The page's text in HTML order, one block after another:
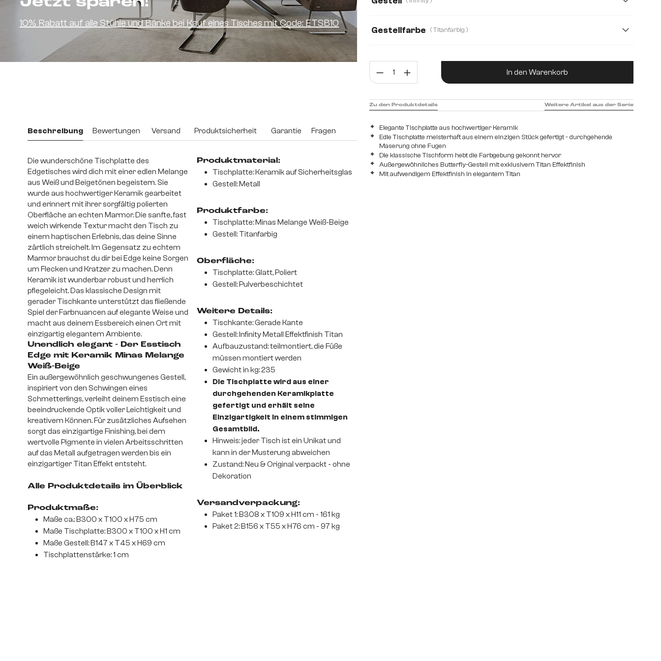
Gestellfarbe ( Titanfarbig )
Produkt Anzahl: Gib den gewünschten Wert
In den Warenkorb
Elegante Tischplatte aus hochwertiger Keramik
Edle Tischplatte meisterhaft aus einem einzigen Stück gefertigt - durchgehende
Maserung ohne Fugen
Die klassische Tischform hebt die Farbgebung gekonnt hervor
Außergewöhnliches Butterfly-Gestell mit exklusivem Titan Effektfinish
Mit aufwendigem Effektfinish in elegantem Titan
Zu den Produktdetails Weitere Artikel aus der Serie
10% Rabatt auf alle Stühle und Bänke bei Kauf eines Tisches mit Code: ETSB10
Beschreibung Bewertungen Versand Produktsicherheit Garantie Fragen
Die wunderschöne Tischplatte des
Edgetisches wird dich mit einer edlen Melange
aus Weiß und Beigetönen begeistern. Sie
wurde aus hochwertiger Keramik gearbeitet
und erinnert mit ihrer sorgfältig polierten
Oberfläche an echten Marmor. Die sanfte, fast
weich wirkende Textur macht den Tisch zu
einem haptischen Erlebnis, das deine Sinne
zärtlich streichelt. Im Gegensatz zu echtem
Marmor brauchst du dir bei Edge keine Sorgen
um Flecken und Kratzer zu machen. Denn
Keramik ist wunderbar robust und herrlich
pflegeleicht. Das klassische Design mit
gerader Tischkante unterstützt das fließende
Spiel der Farbnuancen auf elegante Weise und
macht aus deinem Essbereich einen Ort mit
einzigartig elegantem Ambiente.
Unendlich elegant - Der Esstisch
Edge mit Keramik Minas Melange
Weiß-Beige
Ein außergewöhnlich geschwungenes Gestell,
inspiriert von den Schwingen eines
Schmetterlings, verleiht deinem Esstisch eine
beeindruckende Optik voller Leichtigkeit und
kreativem Können. Für zusätzliches Aufsehen
sorgt das einzigartige Finishing, bei dem
wertvolle Pigmente in vielen Arbeitsschritten
auf das Metall aufgetragen werden bis ein
einzigartiger Titan Effekt entsteht.
Alle Produktdetails im Überblick
Produktmaße:
Maße ca.: B300 x T100 x H75 cm
Maße Tischplatte: B300 x T100 x H1 cm
Maße Gestell: B147 x T45 x H69 cm
Tischplattenstärke: 1 cm
Produktmaterial:
Tischplatte: Keramik auf Sicherheitsglas
Gestell: Metall
Produktfarbe:
Tischplatte: Minas Melange Weiß-Beige
Gestell: Titanfarbig
Oberfläche:
Tischplatte: Glatt, Poliert
Gestell: Pulverbeschichtet
Weitere Details:
Tischkante: Gerade Kante
Gestell: Infinity Metall Effektfinish Titan
Aufbauzustand: teilmontiert, die Füße
müssen montiert werden
Gewicht in kg: 235
Die Tischplatte wird aus einer
durchgehenden Keramikplatte
gefertigt und erhält seine
Einzigartigkeit in einem stimmigen
Gesamtbild.
Hinweis: jeder Tisch ist ein Unikat und
kann in der Musterung abweichen
Zustand: Neu & Original verpackt - ohne
Dekoration
Versandverpackung:
Paket 1: B308 x T109 x H11 cm - 161 kg
Paket 2: B156 x T55 x H76 cm - 97 kg